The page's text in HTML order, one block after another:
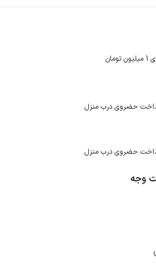
حضروی درب منزل
حضروی درب منزل